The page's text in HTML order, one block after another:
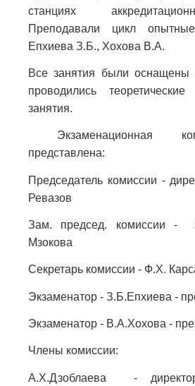
станциях
Преподавали цикл
Епхиева З.Б., Хохова В.А.
Все занятия были оснащены
проводились
занятия.
Экзаменационная
представлена:
Председатель комиссии -
Ревазов
Зам. председ. комиссии
Мзокова
Секретарь комиссии - Ф.Х.
Экзаменатор - З.Б.Епхиева -
Экзаменатор - В.А.Хохова -
Члены комиссии:
А.Х.Дзоблаева -